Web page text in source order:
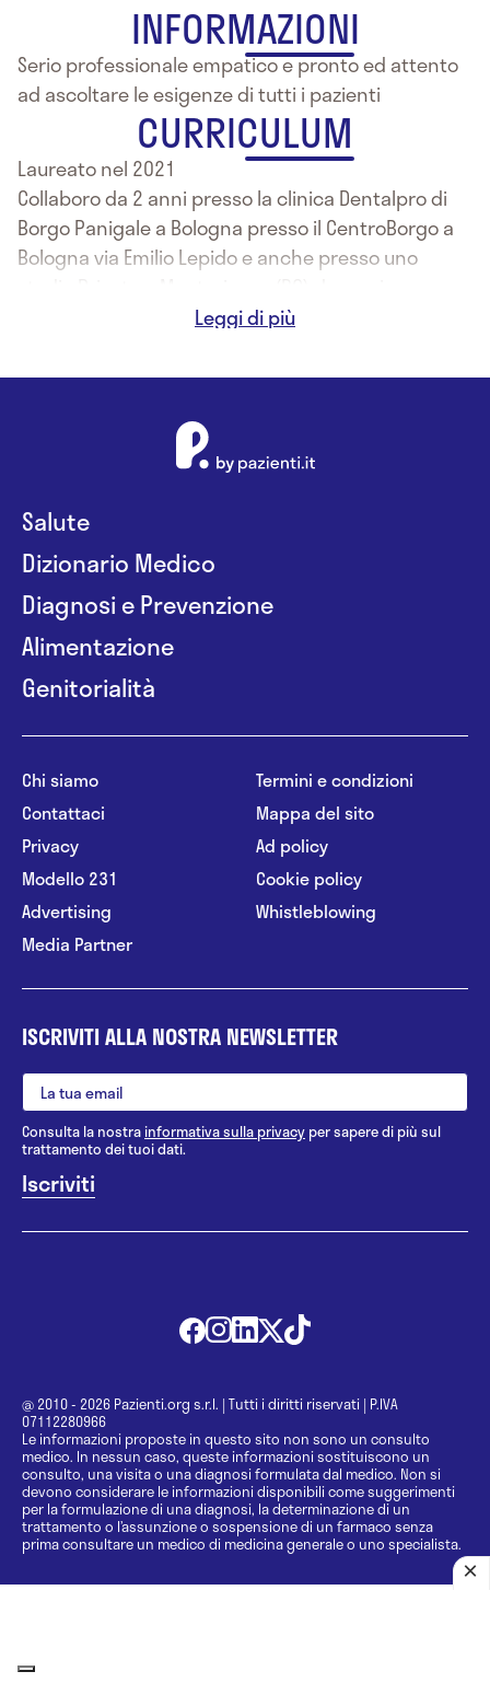
INFORMAZIONI
Serio professionale empatico e pronto ed attento
ad ascoltare le esigenze di tutti i pazienti
CURRICULUM
Laureato nel 2021
Collaboro da 2 anni presso la clinica Dentalpro di
Borgo Panigale a Bologna presso il CentroBorgo a
Bologna via Emilio Lepido e anche presso uno
prevalentemente di Endodonzia / conservativa ,
Salute
Dizionario Medico
Diagnosi e Prevenzione
Alimentazione
Genitorialità
Chi siamo
Contattaci
Privacy
Modello 231
Advertising
Media Partner
Termini e condizioni
Mappa del sito
Ad policy
Cookie policy
Whistleblowing
ISCRIVITI ALLA NOSTRA NEWSLETTER
Consulta la nostrainformativa sulla privacy per sapere di più sul
trattamento dei tuoi dati.
@ 2010 - 2026 Pazienti.org s.r.l. | Tutti i diritti riservati | P.IVA
07112280966
Le informazioni proposte in questo sito non sono un consulto
medico. In nessun caso, queste informazioni sostituiscono un
consulto, una visita o una diagnosi formulata dal medico. Non si
devono considerare le informazioni disponibili come suggerimenti
per la formulazione di una diagnosi, la determinazione di un
trattamento o l’assunzione o sospensione di un farmaco senza
prima consultare un medico di medicina generale o uno specialista.